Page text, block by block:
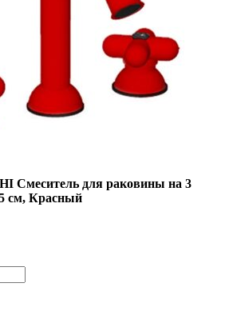
Смеситель для раковины на 3
см, Красный